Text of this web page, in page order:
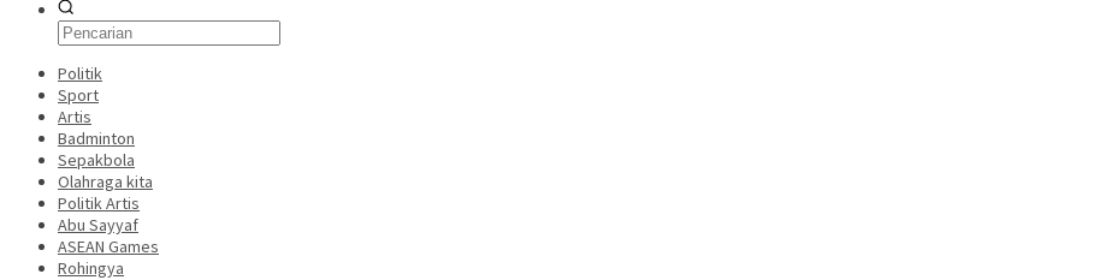
Politik
Sport
Artis
Badminton
Sepakbola
Olahraga kita
Politik Artis
Abu Sayyaf
ASEAN Games
Rohingya